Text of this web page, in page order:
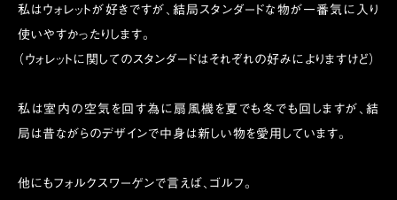
私はウォレットが好きですが、結局スタンダードな物が一番気に入り
使いやすかったりします。
（ウォレットに関してのスタンダードはそれぞれの好みによりますけど）
私は室内の空気を回す為に扇風機を夏でも冬でも回しますが、結
局は昔ながらのデザインで中身は新しい物を愛用しています。
他にもフォルクスワーゲンで言えば、ゴルフ。